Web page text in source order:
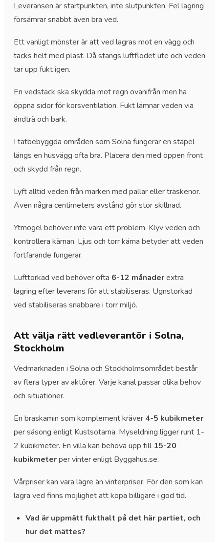
Leveransen är startpunkten, inte slutpunkten. Fel lagring
försämrar snabbt även bra ved.
Ett vanligt mönster är att ved lagras mot en vägg och
täcks helt med plast. Då stängs luftflödet ute och veden
tar upp fukt igen.
En vedstack ska skydda mot regn ovanifrån men ha
öppna sidor för korsventilation. Fukt lämnar veden via
ändträ och bark.
I tätbebyggda områden som Solna fungerar en stapel
längs en husvägg ofta bra. Placera den med öppen front
och skydd från regn.
Lyft alltid veden från marken med pallar eller träskenor.
Även några centimeters avstånd gör stor skillnad.
Ytmögel behöver inte vara ett problem. Klyv veden och
kontrollera kärnan. Ljus och torr kärna betyder att veden
fortfarande fungerar.
Lufttorkad ved behöver ofta 6-12 månaderextra
lagring efter leverans för att stabiliseras. Ugnstorkad
ved stabiliseras snabbare i torr miljö.
Att välja rätt vedleverantör i Solna,
Stockholm
Vedmarknaden i Solna och Stockholmsområdet består
av flera typer av aktörer. Varje kanal passar olika behov
och situationer.
En braskamin som komplement kräver 4-5 kubikmeter
per säsong enligt Kustsotarna. Myseldning ligger runt 1-
2 kubikmeter. En villa kan behöva upp till 15-20
kubikmeterper vinter enligt Byggahus.se.
Vårpriser kan vara lägre än vinterpriser. För den som kan
lagra ved finns möjlighet att köpa billigare i god tid.
Vad är uppmätt fukthalt på det här partiet, och
hur det mättes?